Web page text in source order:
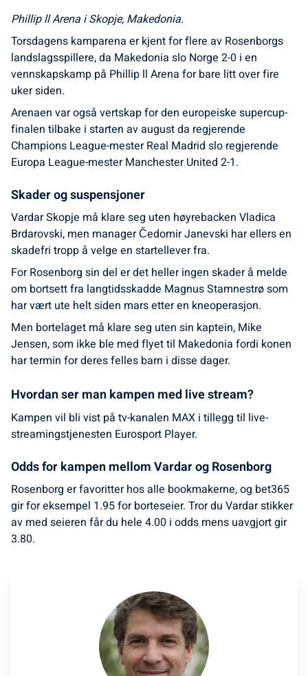
Phillip ll Arena i Skopje, Makedonia.
Torsdagens kamparena er kjent for flere av Rosenborgs
landslagsspillere, da Makedonia slo Norge 2-0 i en
vennskapskamp på Phillip ll Arena for bare litt over fire
uker siden.
Arenaen var også vertskap for den europeiske supercup-
finalen tilbake i starten av august da regjerende
Champions League-mester Real Madrid slo regjerende
Europa League-mester Manchester United 2-1.
Skader og suspensjoner
Vardar Skopje må klare seg uten høyrebacken Vladica
Brdarovski, men manager Čedomir Janevski har ellers en
skadefri tropp å velge en startellever fra.
For Rosenborg sin del er det heller ingen skader å melde
om bortsett fra langtidsskadde Magnus Stamnestrø som
har vært ute helt siden mars etter en kneoperasjon.
Men bortelaget må klare seg uten sin kaptein, Mike
Jensen, som ikke ble med flyet til Makedonia fordi konen
har termin for deres felles barn i disse dager.
Hvordan ser man kampen med live stream?
Kampen vil bli vist på tv-kanalen MAX i tillegg til live-
streamingstjenesten Eurosport Player.
Odds for kampen mellom Vardar og Rosenborg
Rosenborg er favoritter hos alle bookmakerne, og bet365
gir for eksempel 1.95 for borteseier. Tror du Vardar stikker
av med seieren får du hele 4.00 i odds mens uavgjort gir
3.80.